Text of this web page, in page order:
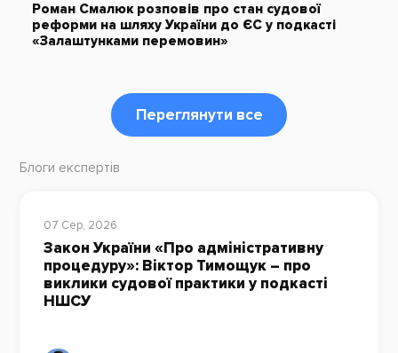
Роман Смалюк розповів про стан судової
реформи на шляху України до ЄС у подкасті
«Залаштунками перемовин»
Переглянути все
Блоги експертів
07 Сер, 2026
Закон України «Про адміністративну
процедуру»: Віктор Тимощук – про
виклики судової практики у подкасті
НШСУ